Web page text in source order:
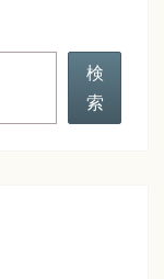
検
索